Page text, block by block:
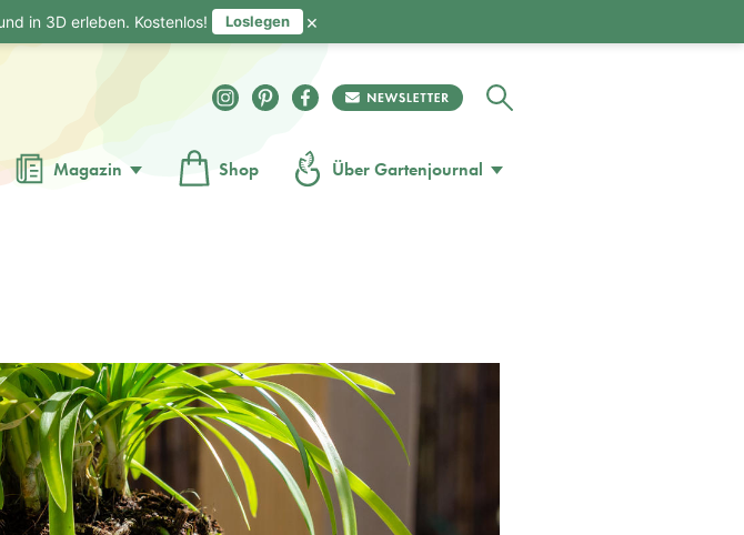
Magazin Shop Über Gartenjournal
in 3D erleben. Kostenlos! Loslegen ×